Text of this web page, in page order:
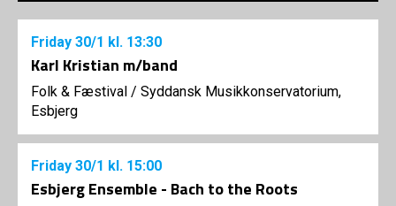
Friday 30/1 kl. 13:30
Karl Kristian m/band
Folk & Fæstival / Syddansk Musikkonservatorium,
Esbjerg
Friday 30/1 kl. 15:00
Esbjerg Ensemble - Bach to the Roots